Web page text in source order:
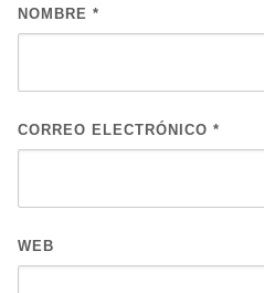
NOMBRE *
CORREO ELECTRÓNICO *
WEB